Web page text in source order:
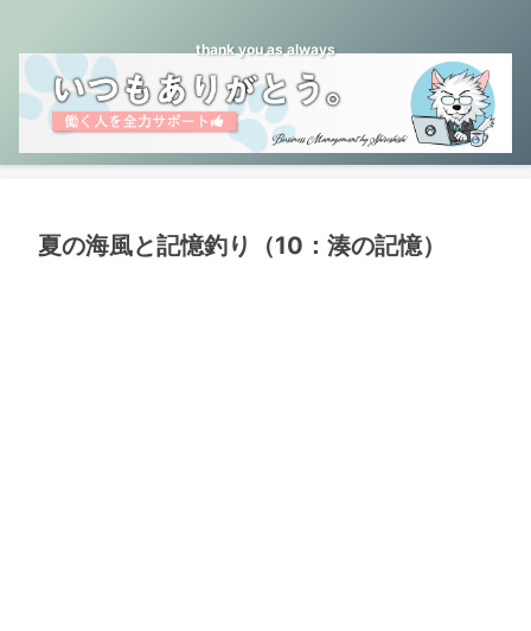
thank you as always
夏の海風と記憶釣り（10：湊の記憶）